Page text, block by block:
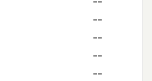
--
--
--
--